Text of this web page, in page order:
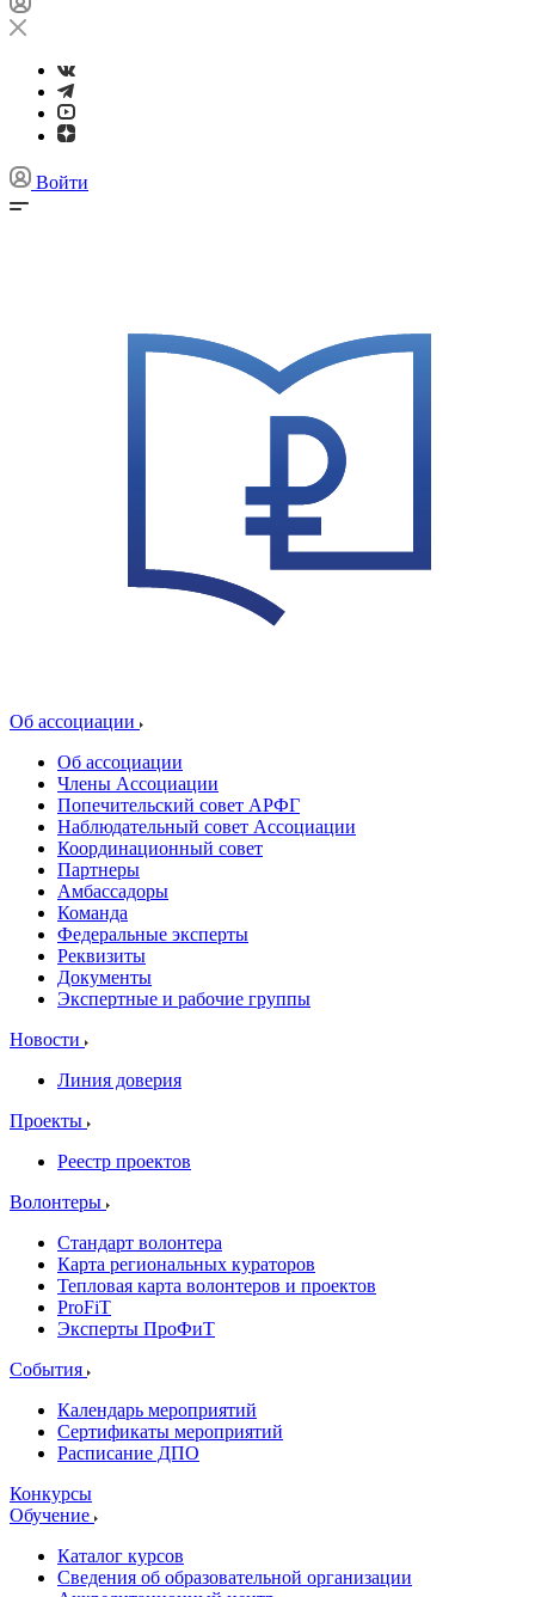
Войти
Об ассоциации
Об ассоциации
Члены Ассоциации
Попечительский совет АРФГ
Наблюдательный совет Ассоциации
Координационный совет
Партнеры
Амбассадоры
Команда
Федеральные эксперты
Реквизиты
Документы
Экспертные и рабочие группы
Новости
Линия доверия
Проекты
Реестр проектов
Волонтеры
Стандарт волонтера
Карта региональных кураторов
Тепловая карта волонтеров и проектов
ProFiT
Эксперты ПроФиТ
События
Календарь мероприятий
Сертификаты мероприятий
Расписание ДПО
Конкурсы
Обучение
Каталог курсов
Сведения об образовательной организации